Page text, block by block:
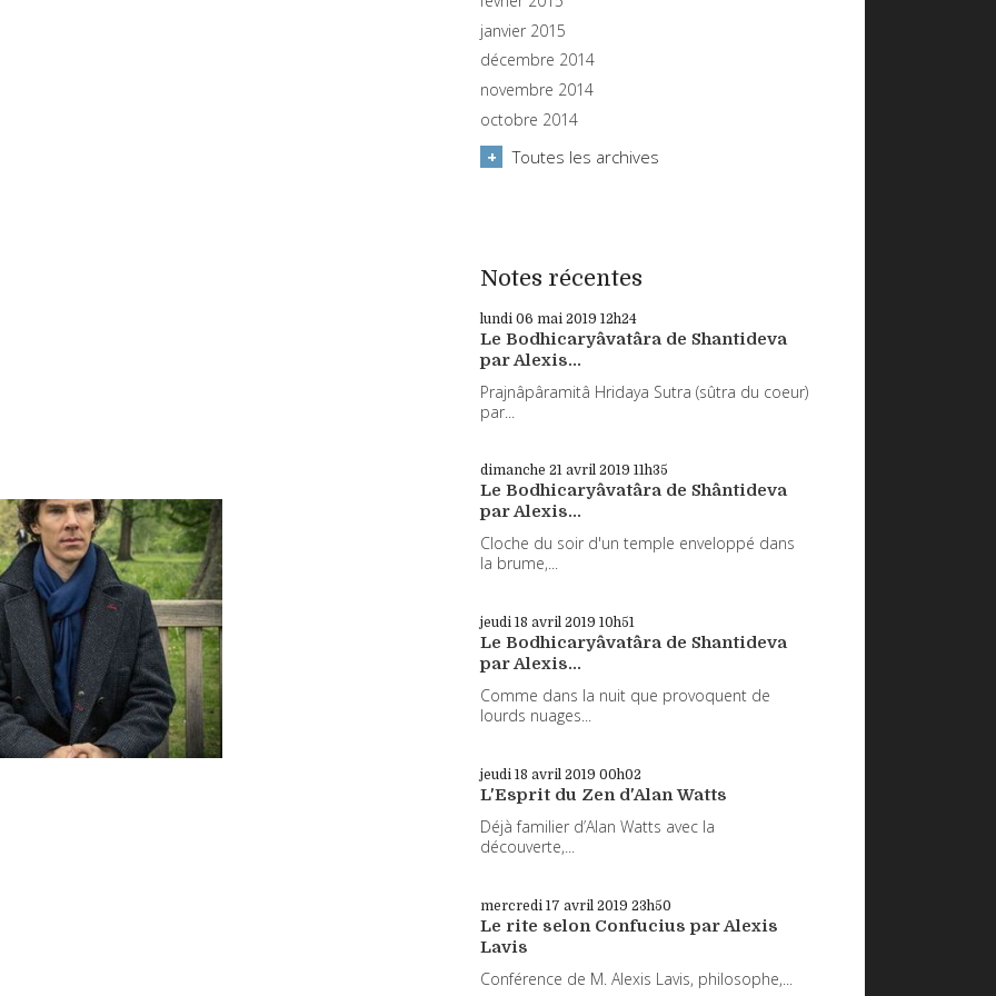
janvier 2015
décembre 2014
novembre 2014
octobre 2014
Toutes les archives
Notes récentes
lundi 06 mai 2019 12h24
Le Bodhicaryâvatâra de Shantideva
par Alexis...
Prajnâpâramitâ Hridaya Sutra (sûtra du coeur)
par...
dimanche 21 avril 2019 11h35
Le Bodhicaryâvatâra de Shântideva
par Alexis...
Cloche du soir d'un temple enveloppé dans
la brume,...
jeudi 18 avril 2019 10h51
Le Bodhicaryâvatâra de Shantideva
par Alexis...
Comme dans la nuit que provoquent de
lourds nuages...
jeudi 18 avril 2019 00h02
L'Esprit du Zen d'Alan Watts
Déjà familier d’Alan Watts avec la
découverte,...
mercredi 17 avril 2019 23h50
Le rite selon Confucius par Alexis
Lavis
Conférence de M. Alexis Lavis, philosophe,...